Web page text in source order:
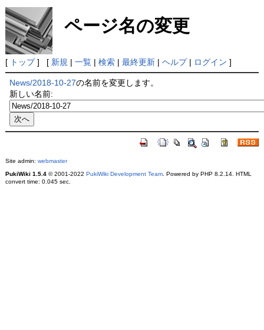
ページ名の変更
[ トップ] [ 新規 | 一覧| 検索| 最終更新| ヘルプ| ログイン ]
News/2018-10-27の名前を変更します。
新しい名前:
Site admin: webmaster
PukiWiki 1.5.4© 2001-2022 PukiWiki Development Team. Powered by PHP 8.2.14. HTML
convert time: 0.045 sec.